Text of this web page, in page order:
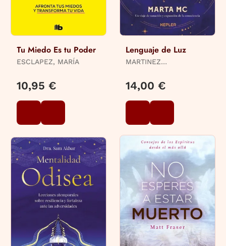
Tu Miedo Es tu Poder
ESCLAPEZ, MARÍA
10,95 €
Lenguaje de Luz
MARTINEZ
14,00 €